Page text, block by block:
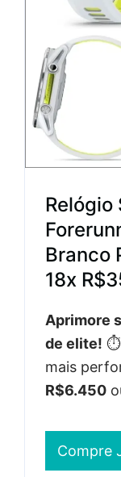
Branco
18x
Aprimore
de elite!
mais
R$6.450
Compre